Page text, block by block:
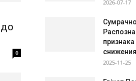
0
2026-07-17
снижения
2025-11-25